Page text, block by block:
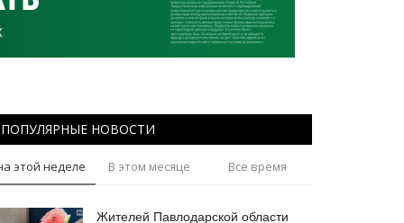
ПОПУЛЯРНЫЕ НОВОСТИ
этой неделе В этом месяце Все время
Жителей Павлодарской области